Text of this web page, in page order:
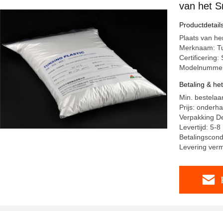
van het
Plaats van
Merknaam:
Certificering:
Betaling &
Min.
Prijs:
Verpakking
Levertijd: 5-8
Levering